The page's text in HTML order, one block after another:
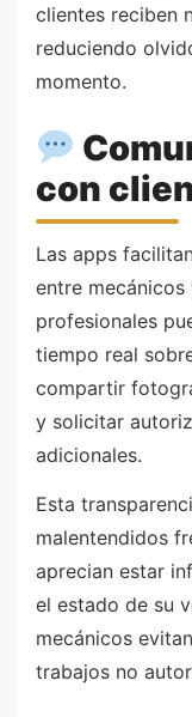
clientes reciben
reduciendo
momento.
con
Las apps
entre
profesionales
tiempo real
compartir
y solicitar
adicionales.
Esta
malentendidos
aprecian estar
el estado de su
mecánicos
trabajos no